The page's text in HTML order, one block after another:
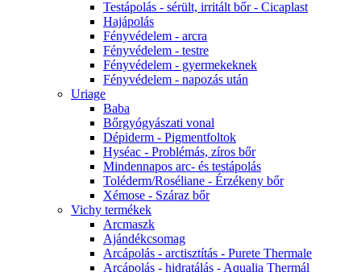
Testápolás - sérült, irritált bőr - Cicaplast
Hajápolás
Fényvédelem - arcra
Fényvédelem - testre
Fényvédelem - gyermekeknek
Fényvédelem - napozás után
Uriage
Baba
Bőrgyógyászati vonal
Dépiderm - Pigmentfoltok
Hyséac - Problémás, zíros bőr
Mindennapos arc- és testápolás
Toléderm/Roséliane - Érzékeny bőr
Xémose - Száraz bőr
Vichy termékek
Arcmaszk
Ajándékcsomag
Arcápolás - arctisztítás - Purete Thermale
Arcápolás - hidratálás - Aqualia Thermál